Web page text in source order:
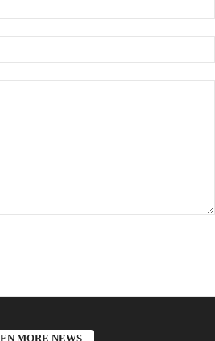
MORE NEWS